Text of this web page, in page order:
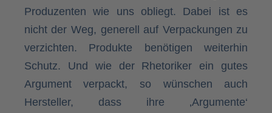
Produzenten wie uns obliegt. Dabei ist es
nicht der Weg, generell auf Verpackungen zu
verzichten. Produkte benötigen weiterhin
Schutz. Und wie der Rhetoriker ein gutes
Argument verpackt, so wünschen auch
Hersteller, dass ihre ‚Argumente‘